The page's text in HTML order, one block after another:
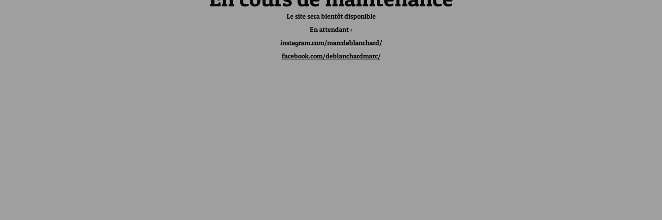
Le site sera bientôt disponible
En attendant :
instagram.com/marcdeblanchard/
facebook.com/deblanchardmarc/